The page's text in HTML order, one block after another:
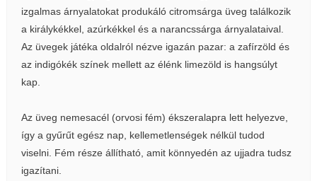
izgalmas árnyalatokat produkáló citromsárga üveg találkozik
a királykékkel, azúrkékkel és a narancssárga árnyalataival.
Az üvegek játéka oldalról nézve igazán pazar: a zafírzöld és
az indigókék színek mellett az élénk limezöld is hangsúlyt
kap.
Az üveg nemesacél (orvosi fém) ékszeralapra lett helyezve,
így a gyűrűt egész nap, kellemetlenségek nélkül tudod
viselni. Fém része állítható, amit könnyedén az ujjadra tudsz
igazítani.